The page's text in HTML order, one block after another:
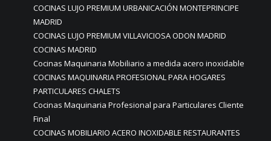
COCINAS LUJO PREMIUM URBANICACIÓN MONTEPRINCIPE
MADRID
COCINAS LUJO PREMIUM VILLAVICIOSA ODON MADRID
COCINAS MADRID
Cocinas Maquinaria Mobiliario a medida acero inoxidable
COCINAS MAQUINARIA PROFESIONAL PARA HOGARES
PARTICULARES CHALETS
Cocinas Maquinaria Profesional para Particulares Cliente
Final
COCINAS MOBILIARIO ACERO INOXIDABLE RESTAURANTES